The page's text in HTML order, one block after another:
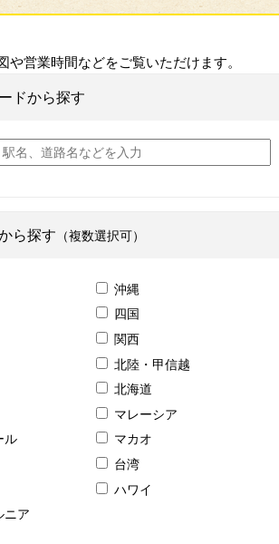
や営業時間などをご覧いただけます。
ドから探す
ら探す （複数選択可）
沖縄
四国
関西
北陸・甲信越
北海道
マレーシア
ル
マカオ
台湾
ハワイ
ニア